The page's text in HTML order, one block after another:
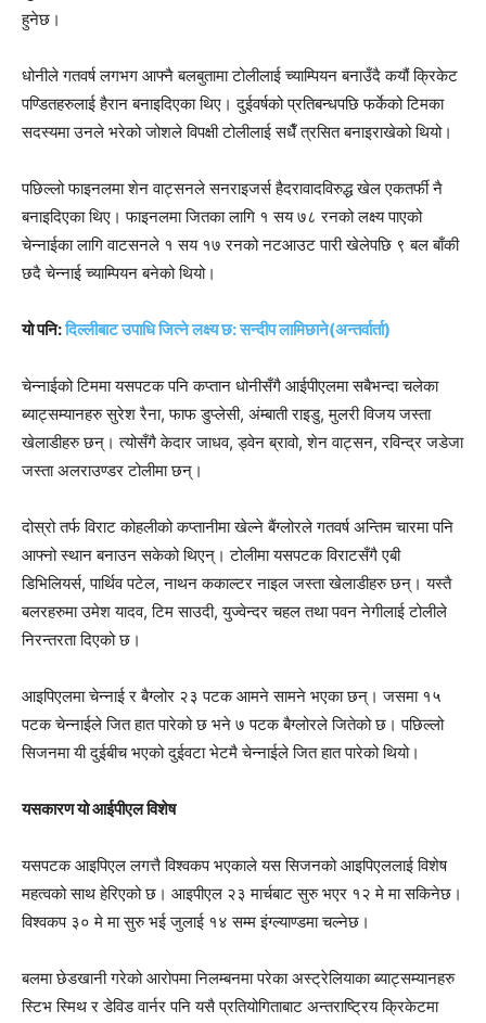
हुनेछ।
धोनीले गतवर्ष लगभग आफ्नै बलबुतामा टोलीलाई च्याम्पियन बनाउँदै कयौं क्रिकेट
पण्डितहरुलाई हैरान बनाइदिएका थिए। दुईवर्षको प्रतिबन्धपछि फर्केको टिमका
सदस्यमा उनले भरेको जोशले विपक्षी टोलीलाई सधैँ त्रसित बनाइराखेको थियो।
पछिल्लो फाइनलमा शेन वाट्सनले सनराइजर्स हैदरावादविरुद्ध खेल एकतर्फी नै
बनाइदिएका थिए। फाइनलमा जितका लागि १ सय ७८ रनको लक्ष्य पाएको
चेन्नाईका लागि वाटसनले १ सय १७ रनको नटआउट पारी खेलेपछि ९ बल बाँकी
छदै चेन्नाई च्याम्पियन बनेको थियो।
यो पनि:दिल्लीबाट उपाधि जित्ने लक्ष्य छ: सन्दीप लामिछाने(अन्तर्वार्ता)
चेन्नाईको टिममा यसपटक पनि कप्तान धोनीसँगै आईपीएलमा सबैभन्दा चलेका
ब्याट्सम्यानहरु सुरेश रैना, फाफ डुप्लेसी, अंम्बाती राइडु, मुलरी विजय जस्ता
खेलाडीहरु छन्। त्योसँगै केदार जाधव, ड्वेन ब्रावो, शेन वाट्सन, रविन्द्र जडेजा
जस्ता अलराउण्डर टोलीमा छन्।
दोस्रो तर्फ विराट कोहलीको कप्तानीमा खेल्ने बैंग्लोरले गतवर्ष अन्तिम चारमा पनि
आफ्नो स्थान बनाउन सकेको थिएन्। टोलीमा यसपटक विराटसँगै एबी
डिभिलियर्स, पार्थिव पटेल, नाथन ककाल्टर नाइल जस्ता खेलाडीहरु छन्। यस्तै
बलरहरुमा उमेश यादव, टिम साउदी, युज्वेन्दर चहल तथा पवन नेगीलाई टोलीले
निरन्तरता दिएको छ।
आइपिएलमा चेन्नाई र बैग्लोर २३ पटक आमने सामने भएका छन्। जसमा १५
पटक चेन्नाईले जित हात पारेको छ भने ७ पटक बैग्लोरले जितेको छ। पछिल्लो
सिजनमा यी दुईबीच भएको दुईवटा भेटमै चेन्नाईले जित हात पारेको थियो।
यसकारण यो आईपीएल विशेष
यसपटक आइपिएल लगत्तै विश्वकप भएकाले यस सिजनको आइपिएललाई विशेष
महत्वको साथ हेरिएको छ। आइपीएल २३ मार्चबाट सुरु भएर १२ मे मा सकिनेछ।
विश्वकप ३० मे मा सुरु भई जुलाई १४ सम्म इंग्ल्याण्डमा चल्नेछ।
बलमा छेडखानी गरेको आरोपमा निलम्बनमा परेका अस्ट्रेलियाका ब्याट्सम्यानहरु
स्टिभ स्मिथ र डेविड वार्नर पनि यसै प्रतियोगिताबाट अन्तराष्ट्रिय क्रिकेटमा